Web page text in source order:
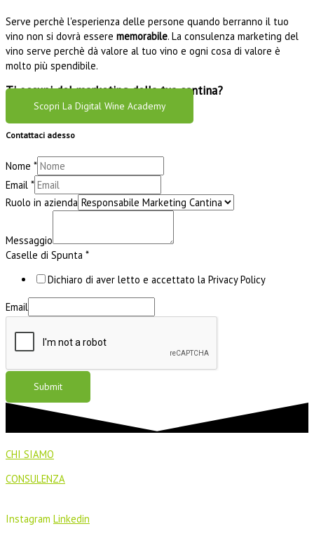
Serve perchè l'esperienza delle persone quando berranno il tuo
vino non si dovrà essere memorabile. La consulenza marketing del
vino serve perchè dà valore al tuo vino e ogni cosa di valore è
molto più spendibile.
Ti occupi del marketing della tua cantina?
Scopri La Digital Wine Academy
Contattaci adesso
Nome *
Email *
Ruolo in azienda
Messaggio
Caselle di Spunta *
Dichiaro di aver letto e accettato la Privacy Policy
Email
Submit
CHI SIAMO
CONSULENZA
Instagram Linkedin